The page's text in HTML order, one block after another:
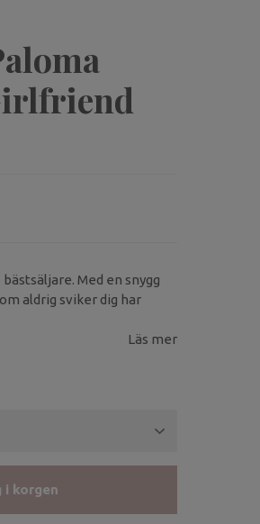
Med en snygg
aldrig sviker dig har
Läs mer
i korgen